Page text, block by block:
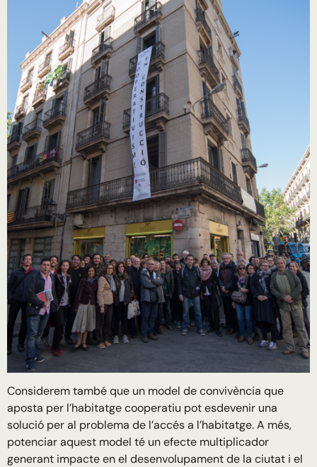
Considerem també que un model de convivència que
aposta per l’habitatge cooperatiu pot esdevenir una
solució per al problema de l’accés a l’habitatge. A més,
potenciar aquest model té un efecte multiplicador
generant impacte en el desenvolupament de la ciutat i el